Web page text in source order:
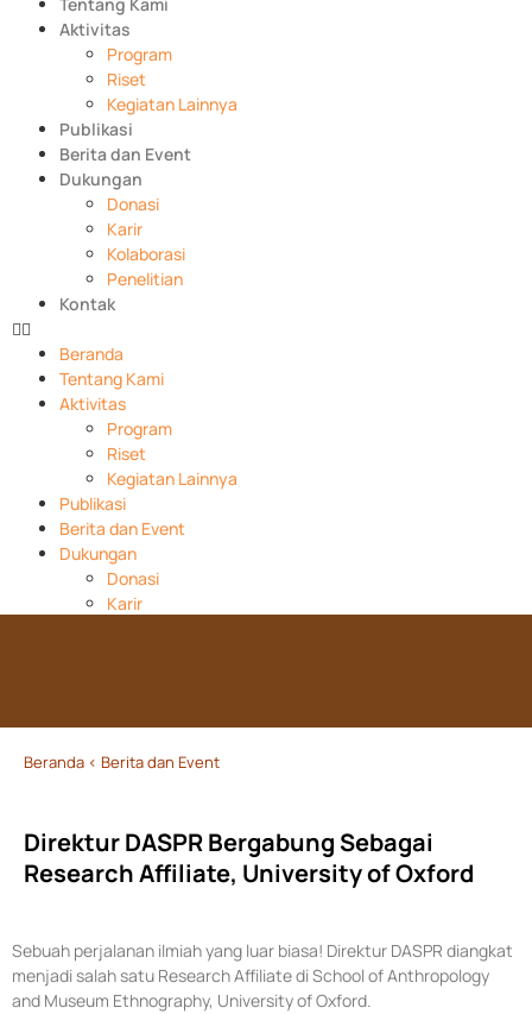
Tentang Kami
Aktivitas
Program
Riset
Kegiatan Lainnya
Publikasi
Berita dan Event
Dukungan
Donasi
Karir
Kolaborasi
Penelitian
Kontak
Beranda
Tentang Kami
Aktivitas
Program
Riset
Kegiatan Lainnya
Publikasi
Berita dan Event
Dukungan
Donasi
Karir
Beranda < Berita dan Event
Direktur DASPR Bergabung Sebagai
Research Affiliate, University of Oxford
Sebuah perjalanan ilmiah yang luar biasa! Direktur DASPR diangkat
menjadi salah satu Research Affiliate di School of Anthropology
and Museum Ethnography, University of Oxford.